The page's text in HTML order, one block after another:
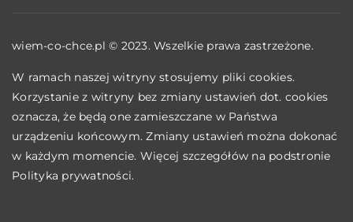
wiem-co-chce.pl © 2023. Wszelkie prawa zastrzeżone.
W ramach naszej witryny stosujemy pliki cookies.
Korzystanie z witryny bez zmiany ustawień dot. cookies
oznacza, że będą one zamieszczane w Państwa
urządzeniu końcowym. Zmiany ustawień można dokonać
w każdym momencie. Więcej szczegółów na podstronie
Polityka prywatności.